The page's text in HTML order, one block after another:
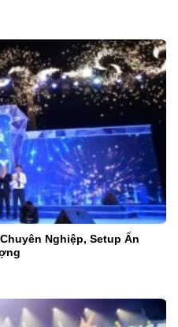
Nghiệp, Setup Ấn